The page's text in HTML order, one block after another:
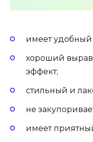
имеет удобный
хороший
эффект;
стильный и
не
имеет